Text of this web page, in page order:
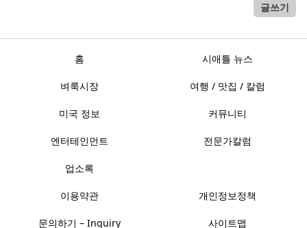
글쓰기
홈 시애틀 뉴스
벼룩시장 여행 / 맛집 / 칼럼
미국 정보 커뮤니티
엔터테인먼트 전문가칼럼
업소록
이용약관 개인정보정책
문의하기 – Inquiry 사이트맵